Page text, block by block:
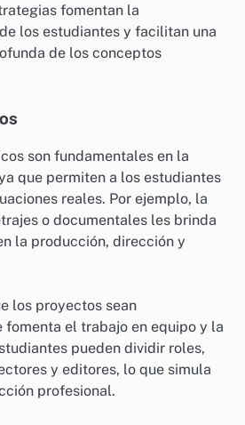
fomentan la
los estudiantes y facilitan una
de los conceptos
son fundamentales en la
que permiten a los estudiantes
reales. Por ejemplo, la
o documentales les brinda
la producción, dirección y
los proyectos sean
fomenta el trabajo en equipo y la
pueden dividir roles,
y editores, lo que simula
profesional.